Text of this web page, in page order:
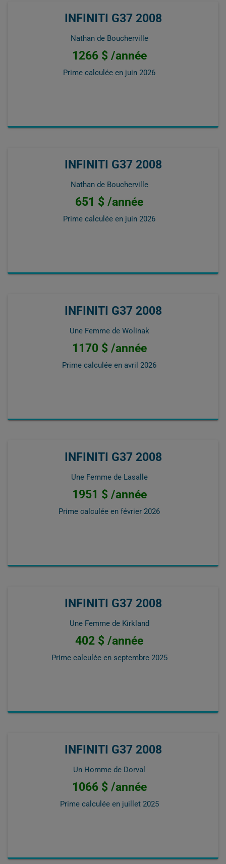
INFINITI G37 2008
Nathan de Boucherville
1266 $ /année
Prime calculée en juin 2026
INFINITI G37 2008
Nathan de Boucherville
651 $ /année
Prime calculée en juin 2026
INFINITI G37 2008
Une Femme de Wolinak
1170 $ /année
Prime calculée en avril 2026
INFINITI G37 2008
Une Femme de Lasalle
1951 $ /année
Prime calculée en février 2026
INFINITI G37 2008
Une Femme de Kirkland
402 $ /année
Prime calculée en septembre 2025
INFINITI G37 2008
Un Homme de Dorval
1066 $ /année
Prime calculée en juillet 2025